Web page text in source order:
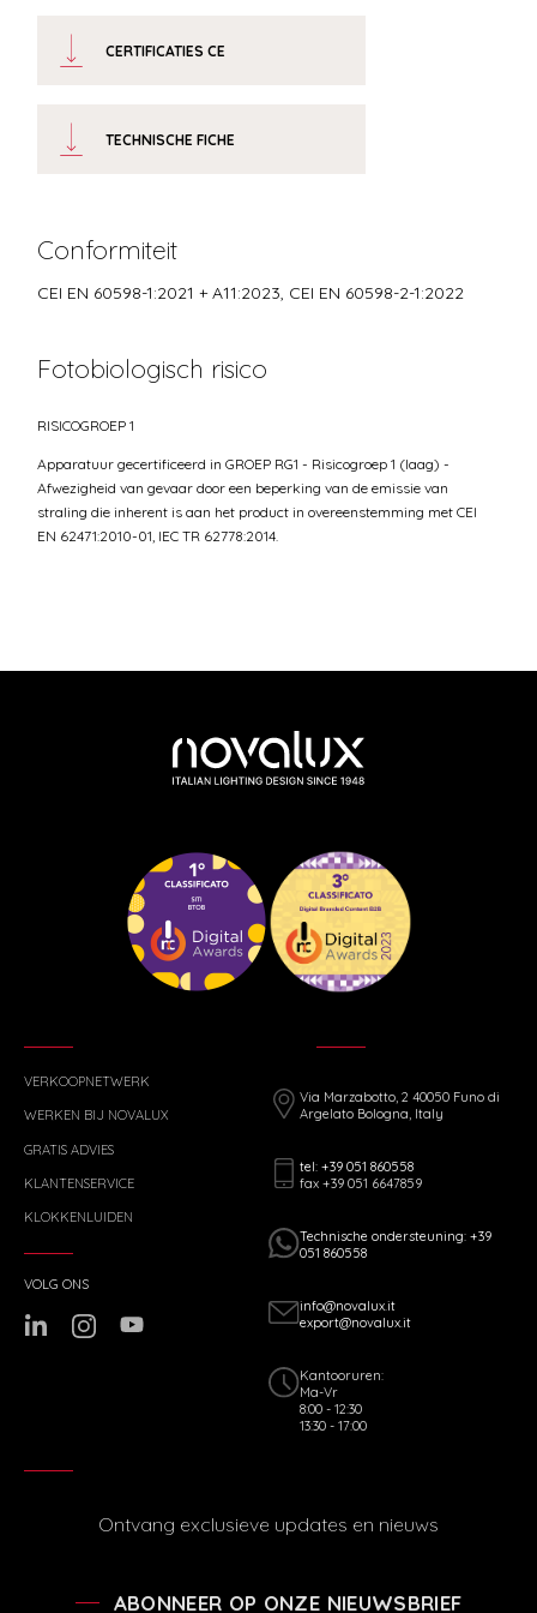
CERTIFICATIES CE
TECHNISCHE FICHE
Conformiteit
CEI EN 60598-1:2021 + A11:2023, CEI EN 60598-2-1:2022
Fotobiologisch risico
RISICOGROEP 1
Apparatuur gecertificeerd in GROEP RG1 - Risicogroep 1 (laag) -
Afwezigheid van gevaar door een beperking van de emissie van
straling die inherent is aan het product in overeenstemming met CEI
EN 62471:2010-01, IEC TR 62778:2014.
VERKOOPNETWERK
WERKEN BIJ NOVALUX
GRATIS ADVIES
KLANTENSERVICE
KLOKKENLUIDEN
Via Marzabotto, 2 40050 Funo di
Argelato Bologna, Italy
tel: +39 051 860558
fax +39 051 6647859
Technische ondersteuning: +39
051 860558
info@novalux.it
export@novalux.it
Kantooruren:
Ma-Vr
8:00 - 12:30
13:30 - 17:00
VOLG ONS
Ontvang exclusieve updates en nieuws
ABONNEER OP ONZE NIEUWSBRIEF